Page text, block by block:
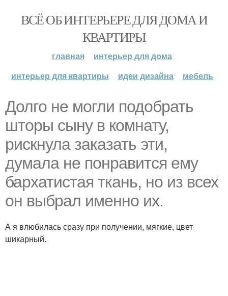
ВСЁ ОБ ИНТЕРЬЕРЕ ДЛЯ ДОМА И
КВАРТИРЫ
главная
интерьер для дома
интерьер для квартиры
идеи дизайна мебель
Долго не могли подобрать
шторы сыну в комнату,
рискнула заказать эти,
думала не понравится ему
бархатистая ткань, но из всех
он выбрал именно их.
А я влюбилась сразу при получении, мягкие, цвет
шикарный.